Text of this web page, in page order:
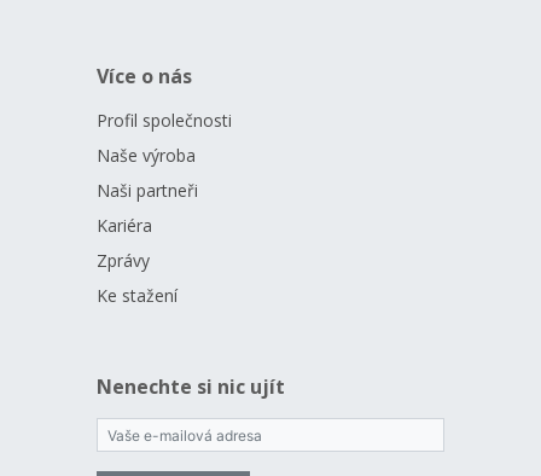
Více o nás
Profil společnosti
Naše výroba
Naši partneři
Kariéra
Zprávy
Ke stažení
Nenechte si nic ujít